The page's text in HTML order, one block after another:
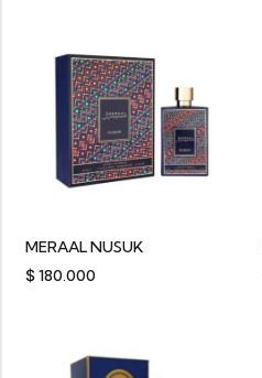
MERAAL NUSUK
$180.000